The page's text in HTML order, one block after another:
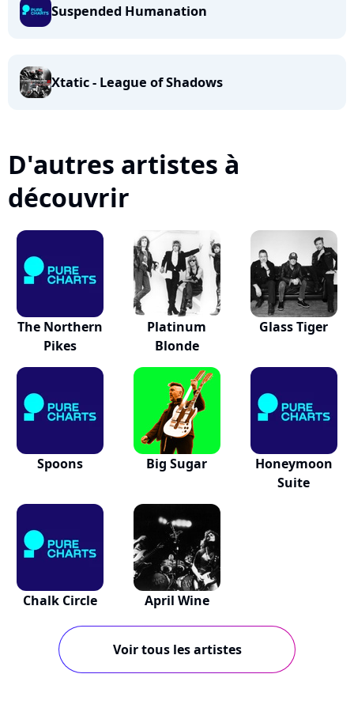
Suspended Humanation
Xtatic - League of Shadows
D'autres artistes à
découvrir
The Northern
Pikes
Platinum
Blonde
Glass Tiger
Spoons Big Sugar
Honeymoon
Suite
Chalk Circle April Wine
Voir tous les artistes